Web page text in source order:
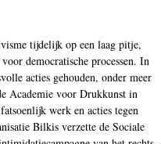
tijdelijk op een laag pitje,
democratische processen. In
acties gehouden, onder meer
Academie voor Drukkunst in
werk en acties tegen
Bilkis verzette de Sociale